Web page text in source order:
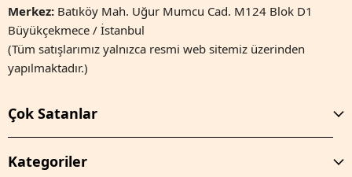
Merkez: Batıköy Mah. Uğur Mumcu Cad. M124 Blok D1
Büyükçekmece / İstanbul
(Tüm satışlarımız yalnızca resmi web sitemiz üzerinden
yapılmaktadır.)
Çok Satanlar
Kategoriler